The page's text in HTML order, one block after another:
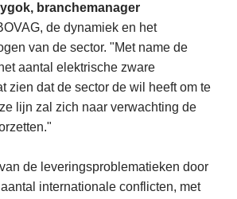
branchemanager
de dynamiek en het
van de sector. "Met name de
aantal elektrische zware
zien dat de sector de wil heeft om te
lijn zal zich naar verwachting de
de leveringsproblematieken door
internationale conflicten, met